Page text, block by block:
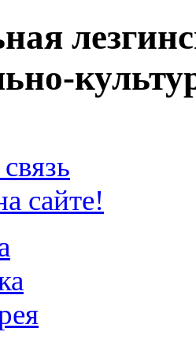
сайте!